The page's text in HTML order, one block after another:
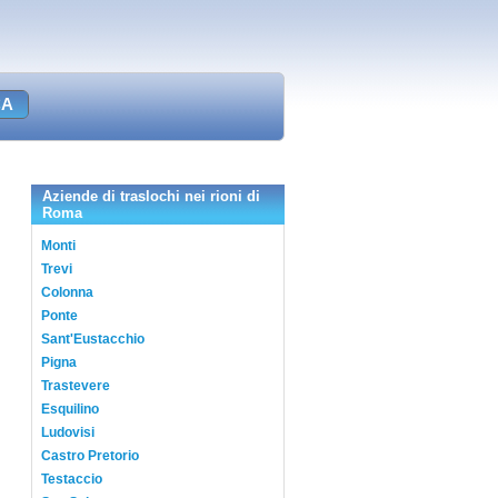
Aziende di traslochi nei rioni di
Roma
Monti
Trevi
Colonna
Ponte
Sant'Eustacchio
Pigna
Trastevere
Esquilino
Ludovisi
Castro Pretorio
Testaccio